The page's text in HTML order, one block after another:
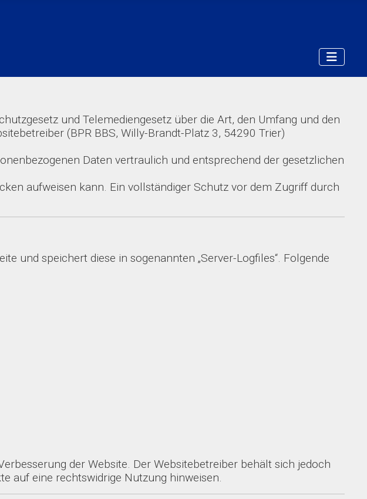
und Telemediengesetz über die Art, den Umfang und den
(BPR BBS, Willy-Brandt-Platz 3, 54290 Trier)
Daten vertraulich und entsprechend der gesetzlichen
aufweisen kann. Ein vollständiger Schutz vor dem Zugriff durch
und speichert diese in sogenannten „Server-Logfiles“. Folgende
der Website. Der Websitebetreiber behält sich jedoch
auf eine rechtswidrige Nutzung hinweisen.